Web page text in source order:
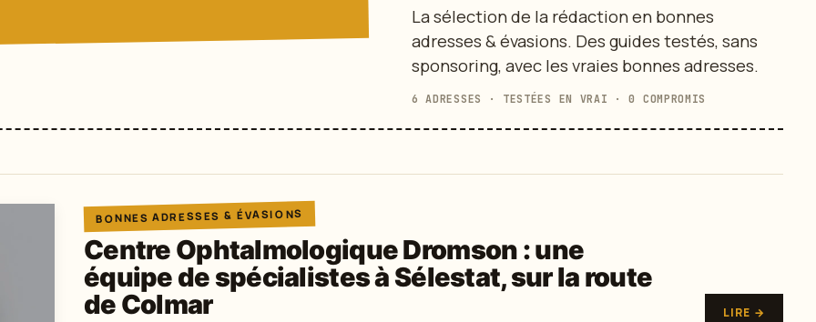
La sélection de la rédaction en bonnes
adresses & évasions. Des guides testés, sans
sponsoring, avec les vraies bonnes adresses.
6 ADRESSES · TESTÉES EN VRAI · 0 COMPROMIS
BONNES ADRESSES & ÉVASIONS
Centre Ophtalmologique Dromson : une
équipe de spécialistes à Sélestat, sur la route
de Colmar
LIRE →